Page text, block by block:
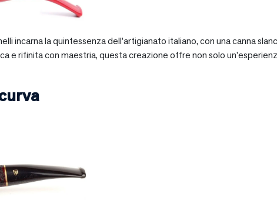
incarna la quintessenza dell’artigianato italiano, con una canna
e rifinita con maestria, questa creazione offre non solo